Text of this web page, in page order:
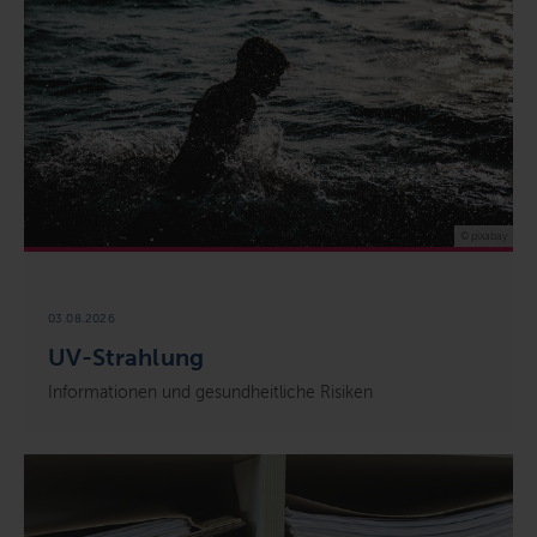
UV-Strahlung
03.08.2026
Informationen und gesundheitliche Risiken
© pixabay